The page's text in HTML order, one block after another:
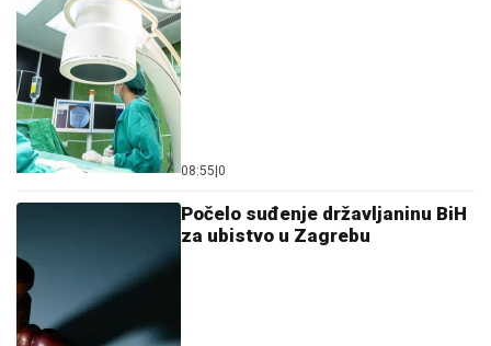
08:55 0
Počelo suđenje državljaninu BiH
za ubistvo u Zagrebu